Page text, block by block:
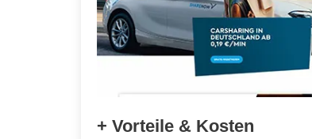
+ Vorteile & Kosten